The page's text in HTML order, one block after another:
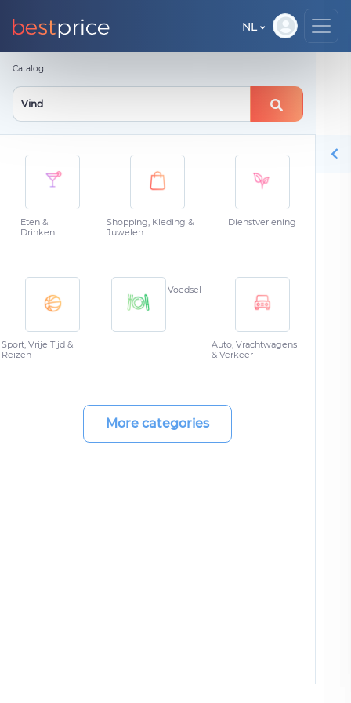
NL
Catalog
Eten &
Drinken
Shopping, Kleding &
Juwelen
Dienstverlening
Sport, Vrije Tijd &
Reizen
Voedsel
Auto, Vrachtwagens
& Verkeer
More categories